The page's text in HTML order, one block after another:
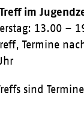
im
13.00 –
Termine
sind